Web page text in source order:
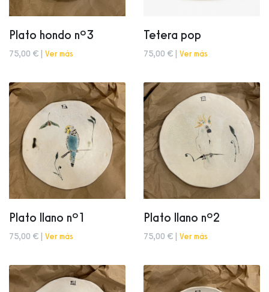
Plato hondo nº3
75,00 € | Ver más
Tetera pop
75,00 € | Ver más
Plato llano nº1
75,00 € | Ver más
Plato llano nº2
75,00 € | Ver más